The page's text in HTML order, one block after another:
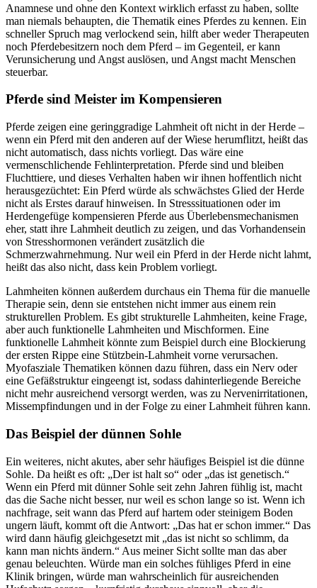
Anamnese und ohne den Kontext wirklich erfasst zu haben, sollte
man niemals behaupten, die Thematik eines Pferdes zu kennen. Ein
schneller Spruch mag verlockend sein, hilft aber weder Therapeuten
noch Pferdebesitzern noch dem Pferd – im Gegenteil, er kann
Verunsicherung und Angst auslösen, und Angst macht Menschen
steuerbar.
Pferde sind Meister im Kompensieren
Pferde zeigen eine geringgradige Lahmheit oft nicht in der Herde –
wenn ein Pferd mit den anderen auf der Wiese herumflitzt, heißt das
nicht automatisch, dass nichts vorliegt. Das wäre eine
vermenschlichende Fehlinterpretation. Pferde sind und bleiben
Fluchttiere, und dieses Verhalten haben wir ihnen hoffentlich nicht
herausgezüchtet: Ein Pferd würde als schwächstes Glied der Herde
nicht als Erstes darauf hinweisen. In Stresssituationen oder im
Herdengefüge kompensieren Pferde aus Überlebensmechanismen
eher, statt ihre Lahmheit deutlich zu zeigen, und das Vorhandensein
von Stresshormonen verändert zusätzlich die
Schmerzwahrnehmung. Nur weil ein Pferd in der Herde nicht lahmt,
heißt das also nicht, dass kein Problem vorliegt.
Lahmheiten können außerdem durchaus ein Thema für die manuelle
Therapie sein, denn sie entstehen nicht immer aus einem rein
strukturellen Problem. Es gibt strukturelle Lahmheiten, keine Frage,
aber auch funktionelle Lahmheiten und Mischformen. Eine
funktionelle Lahmheit könnte zum Beispiel durch eine Blockierung
der ersten Rippe eine Stützbein-Lahmheit vorne verursachen.
Myofasziale Thematiken können dazu führen, dass ein Nerv oder
eine Gefäßstruktur eingeengt ist, sodass dahinterliegende Bereiche
nicht mehr ausreichend versorgt werden, was zu Nervenirritationen,
Missempfindungen und in der Folge zu einer Lahmheit führen kann.
Das Beispiel der dünnen Sohle
Ein weiteres, nicht akutes, aber sehr häufiges Beispiel ist die dünne
Sohle. Da heißt es oft: „Der ist halt so“ oder „das ist genetisch.“
Wenn ein Pferd mit dünner Sohle seit zehn Jahren fühlig ist, macht
das die Sache nicht besser, nur weil es schon lange so ist. Wenn ich
nachfrage, seit wann das Pferd auf hartem oder steinigem Boden
ungern läuft, kommt oft die Antwort: „Das hat er schon immer.“ Das
wird dann häufig gleichgesetzt mit „das ist nicht so schlimm, da
kann man nichts ändern.“ Aus meiner Sicht sollte man das aber
genau beleuchten. Würde man ein solches fühliges Pferd in eine
Klinik bringen, würde man wahrscheinlich für ausreichenden